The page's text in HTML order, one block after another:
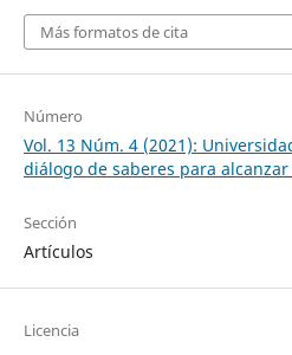
Más formatos de cita
Número
Vol. 13 Núm. 4 (2021):
diálogo de saberes para
Sección
Artículos
Licencia